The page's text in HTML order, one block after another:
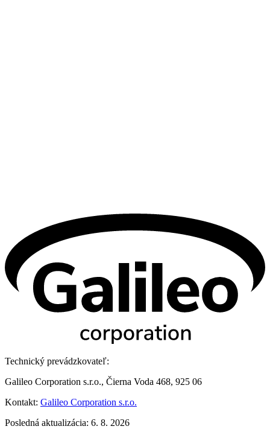
Technický prevádzkovateľ:
Galileo Corporation s.r.o., Čierna Voda 468, 925 06
Kontakt: Galileo Corporation s.r.o.
Posledná aktualizácia: 6. 8. 2026